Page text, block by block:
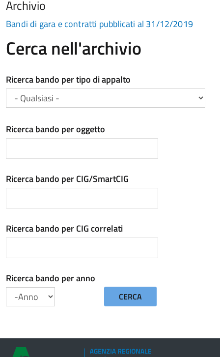
Archivio
Bandi di gara e contratti pubblicati al 31/12/2019
Cerca nell'archivio
Ricerca bando per tipo di appalto
Ricerca bando per oggetto
Ricerca bando per CIG/SmartCIG
Ricerca bando per CIG correlati
Ricerca bando per anno
CERCA